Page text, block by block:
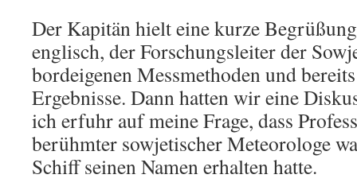
Der Kapitän hielt eine kurze
englisch, der Forschungsleiter der
bordeigenen Messmethoden und
Ergebnisse. Dann hatten wir eine
ich erfuhr auf meine Frage, dass
berühmter sowjetischer Meteorologe
Schiff seinen Namen erhalten hatte.